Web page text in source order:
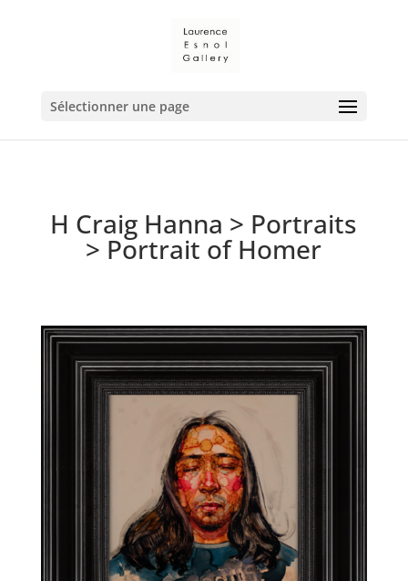
Sélectionner une page
H Craig Hanna > Portraits
> Portrait of Homer